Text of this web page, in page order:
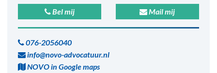
Bel mij Mail mij
076-2056040
info@novo-advocatuur.nl
NOVO in Google maps